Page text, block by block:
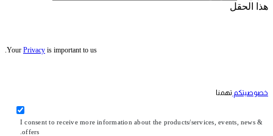
هذا الحقل
Your Privacy is important to us.
خصوصيتكم تهمنا
I consent to receive more information about the products/services, events, news &
offers.